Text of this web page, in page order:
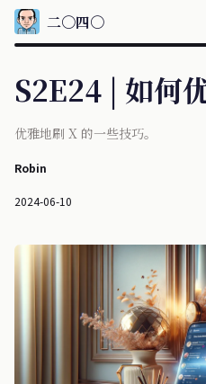
二〇四〇
S2E24 | 如何
优雅地刷 X 的一些技巧。
Robin
2024-06-10